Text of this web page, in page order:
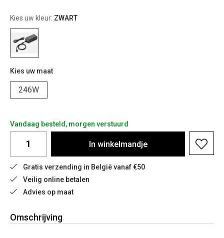
Kies uw kleur: ZWART
Kies uw maat
246W
Vandaag besteld, morgen verstuurd
In winkelmandje
Gratis verzending in België vanaf €50
Veilig online betalen
Advies op maat
Omschrijving